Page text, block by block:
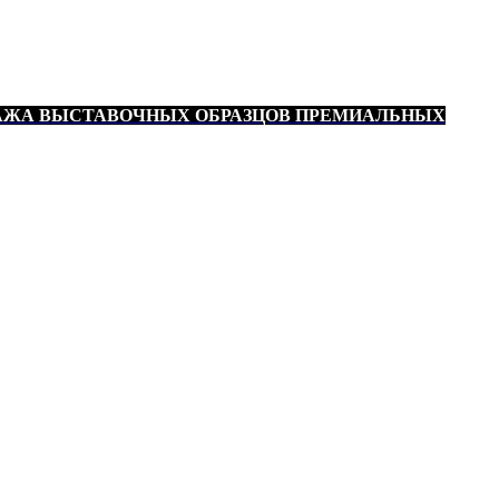
ВЫСТАВОЧНЫХ ОБРАЗЦОВ ПРЕМИАЛЬНЫХ